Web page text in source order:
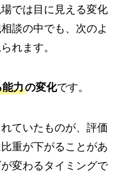
では目に見える変化
談の中でも、次のよ
れます。
能力の変化です。
ていたものが、評価
重が下がることがあ
変わるタイミングで